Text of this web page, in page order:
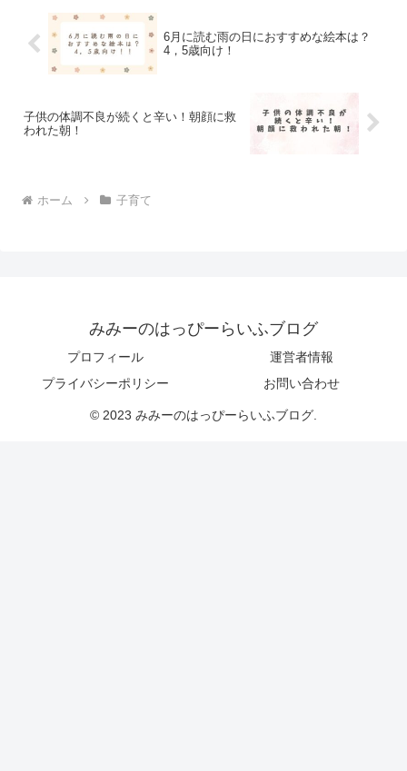
6月に読む雨の日におすすめな絵本は？
4，5歳向け！
子供の体調不良が続くと辛い！朝顔に救
われた朝！
ホーム 子育て
みみーのはっぴーらいふブログ
プロフィール
運営者情報
プライバシーポリシー
お問い合わせ
© 2023 みみーのはっぴーらいふブログ.